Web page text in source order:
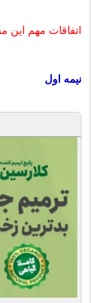
اتفاقات مهم این
نیمه اول